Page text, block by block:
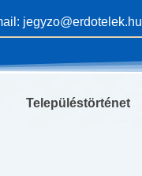
jegyzo@erdotelek.hu
Településtörténet